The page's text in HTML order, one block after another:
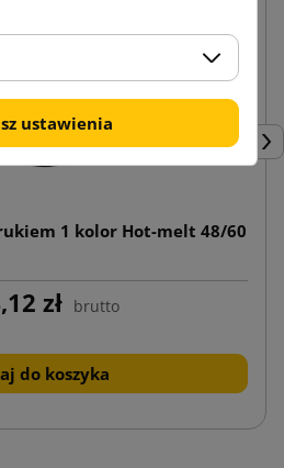
1 kolor Hot-melt 48/60
zł brutto
do koszyka
ustawienia